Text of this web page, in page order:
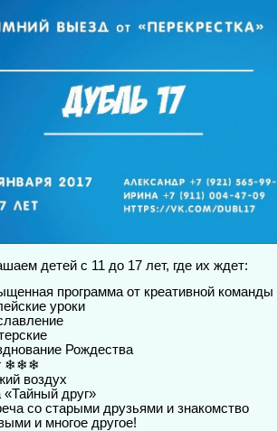
детей с 11 до 17 лет, где их ждет:
программа от креативной команды
уроки
Рождества
❄❄❄
воздух
«Тайный друг»
со старыми друзьями и знакомство
и многое другое!